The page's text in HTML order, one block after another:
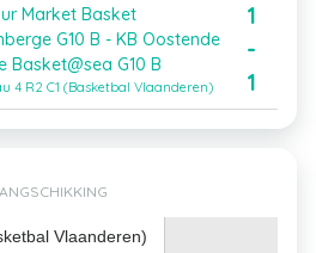
Market Basket
G10 B - KB Oostende
Basket@sea G10 B
4 R2 C1 (Basketbal Vlaanderen)
1
-
1
Vlaanderen)